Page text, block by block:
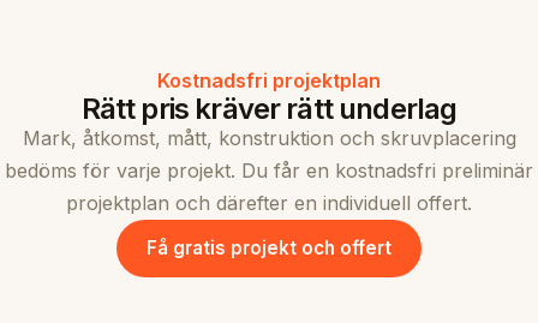
Kostnadsfri projektplan
Rätt pris kräver rätt underlag
Mark, åtkomst, mått, konstruktion och skruvplacering
bedöms för varje projekt. Du får en kostnadsfri preliminär
projektplan och därefter en individuell offert.
Få gratis projekt och offert